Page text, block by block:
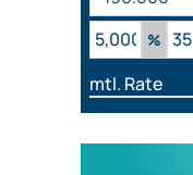
%
mtl. Rate